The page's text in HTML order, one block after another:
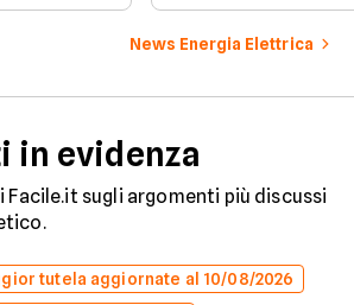
News Energia Elettrica
in evidenza
Facile.it sugli argomenti più discussi
tutela aggiornate al 10/08/2026